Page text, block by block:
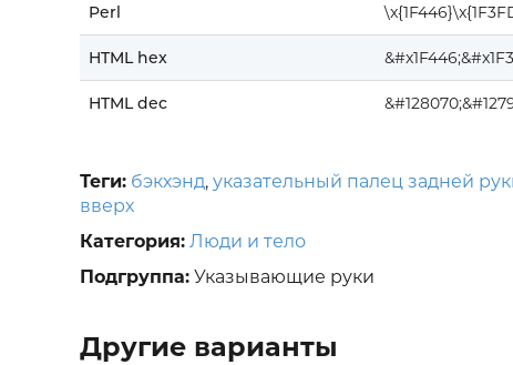
Perl
HTML hex
HTML dec
Теги: бэкхэнд, указательный палец задней
вверх
Категория: Люди и тело
Подгруппа: Указывающие руки
Другие варианты